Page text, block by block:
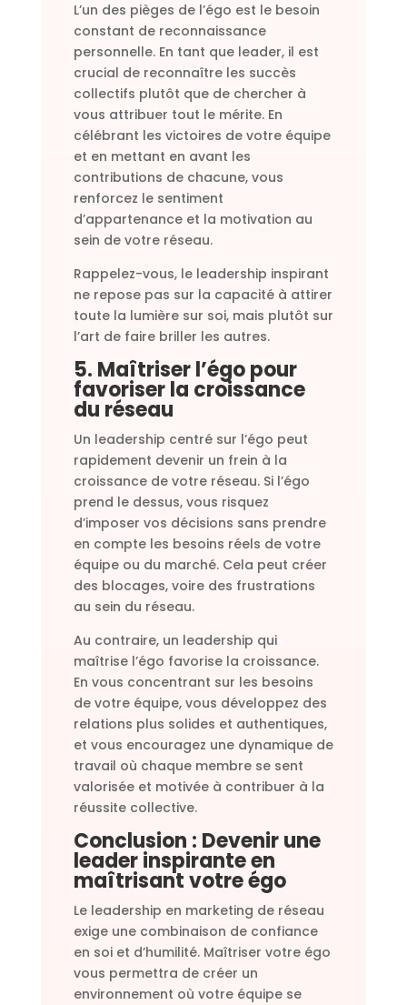
L’un des pièges de l’égo est le besoin
constant de reconnaissance
personnelle. En tant que leader, il est
crucial de reconnaître les succès
collectifs plutôt que de chercher à
vous attribuer tout le mérite. En
célébrant les victoires de votre équipe
et en mettant en avant les
contributions de chacune, vous
renforcez le sentiment
d’appartenance et la motivation au
sein de votre réseau.
Rappelez-vous, le leadership inspirant
ne repose pas sur la capacité à attirer
toute la lumière sur soi, mais plutôt sur
l’art de faire briller les autres.
5. Maîtriser l’égo pour
favoriser la croissance
du réseau
Un leadership centré sur l’égo peut
rapidement devenir un frein à la
croissance de votre réseau. Si l’égo
prend le dessus, vous risquez
d’imposer vos décisions sans prendre
en compte les besoins réels de votre
équipe ou du marché. Cela peut créer
des blocages, voire des frustrations
au sein du réseau.
Au contraire, un leadership qui
maîtrise l’égo favorise la croissance.
En vous concentrant sur les besoins
de votre équipe, vous développez des
relations plus solides et authentiques,
et vous encouragez une dynamique de
travail où chaque membre se sent
valorisée et motivée à contribuer à la
réussite collective.
Conclusion : Devenir une
leader inspirante en
maîtrisant votre égo
Le leadership en marketing de réseau
exige une combinaison de confiance
en soi et d’humilité. Maîtriser votre égo
vous permettra de créer un
environnement où votre équipe se